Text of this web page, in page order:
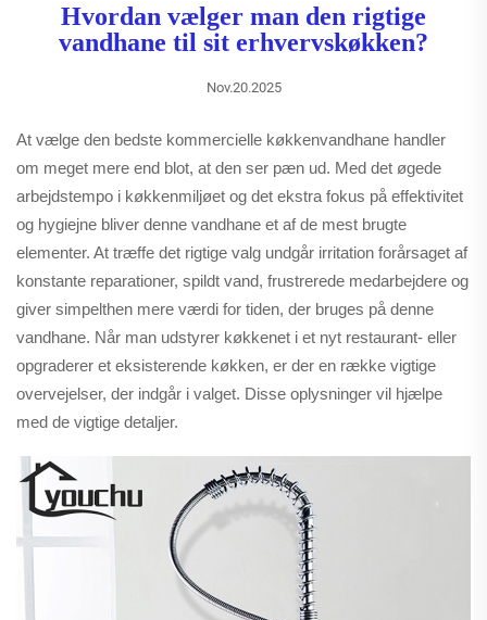
Hvordan vælger man den rigtige
vandhane til sit erhvervskøkken?
Nov.20.2025
At vælge den bedste kommercielle køkkenvandhane handler
om meget mere end blot, at den ser pæn ud. Med det øgede
arbejdstempo i køkkenmiljøet og det ekstra fokus på effektivitet
og hygiejne bliver denne vandhane et af de mest brugte
elementer. At træffe det rigtige valg undgår irritation forårsaget af
konstante reparationer, spildt vand, frustrerede medarbejdere og
giver simpelthen mere værdi for tiden, der bruges på denne
vandhane. Når man udstyrer køkkenet i et nyt restaurant- eller
opgraderer et eksisterende køkken, er der en række vigtige
overvejelser, der indgår i valget. Disse oplysninger vil hjælpe
med de vigtige detaljer.